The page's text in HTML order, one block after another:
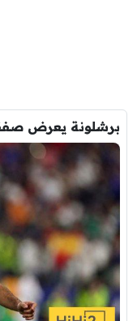
برشلونة يعرض